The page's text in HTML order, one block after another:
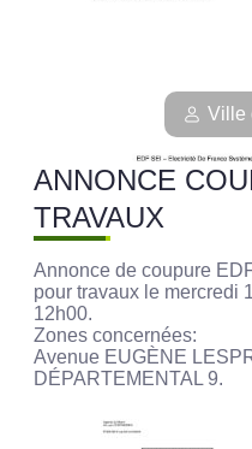
Ville
ANNONCE
TRAVAUX
Annonce de coupure
pour travaux le mercredi
12h00.
Zones concernées:
Avenue EUGÈNE
DÉPARTEMENTAL 9.